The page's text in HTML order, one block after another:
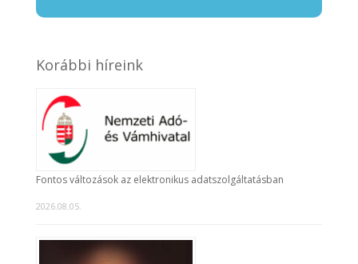
Korábbi híreink
Fontos változások az elektronikus adatszolgáltatásban
2026.08.05.